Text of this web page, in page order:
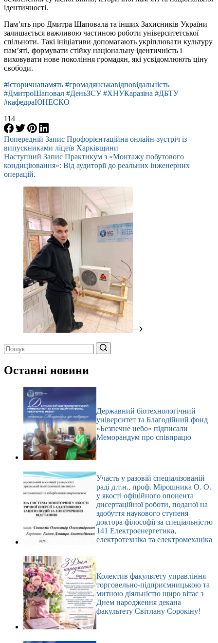
ідентичності.
Пам’ять про Дмитра Шаповала та інших Захисників України
залишається важливою частиною роботи університетської
спільноти. Такі ініціативи допомагають укріплювати культуру
пам’яті, формувати стійку національну ідентичність і
виховувати нове покоління громадян, які усвідомлюють ціну
свободи.
#історичнапамять #громадянськавідповідальність
#ДмитроШаповал #ДеньЗСУ #ХНУКаразіна #ДБТУ
#кафедраЮНЕСКО
114
Попередній Запис Профорієнтаційна онлайн-зустріч із
випускниками ліцеїв Харківщини
Наступний Запис Практикум з «Монтажу побутового
кондиціювання»: Від аудиторії до реальних інженерних
операцій.
результатів
Останні новини
Державний біотехнологічний
університет та Благодійний фонд
«Безпечне небо» підписали
Меморандум про співпрацю
Участь у разовій спеціалізованій
раді д.т.н., проф. Мірошника О. О.
у якості офіційного опонента
дисертаційної роботи, поданої на
здобуття наукового ступеня
доктора філософії за спеціальністю
141 Електроенергетика,
електротехніка та електромеханіка
Колектив факультету управління
торговельно-підприємницькою та
митною діяльністю щиро вітає з
Днем народження декана
факультету Світлану Сорокіну!